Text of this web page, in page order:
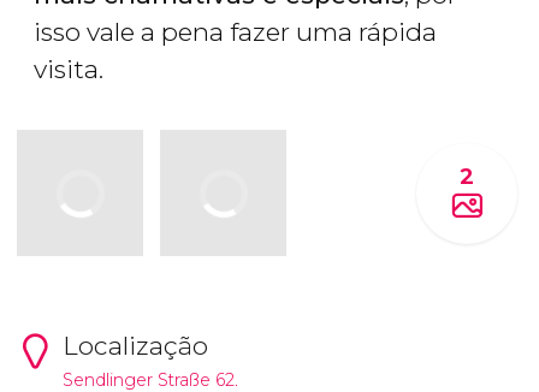
isso vale a pena fazer uma rápida
visita.
2
Localização
Sendlinger Straße 62.